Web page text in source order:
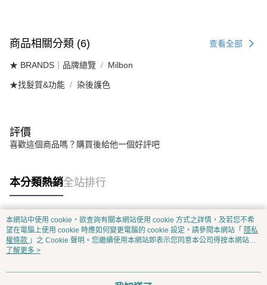
商品相關分類 (6) 查看全部
★ BRANDS｜品牌總覽 Milbon
★找髮質&功能 染後護色
評價
喜歡這個商品嗎？購買後給他一個好評吧
本分類熱銷全站排行
熱門標籤
本網站中使用 cookie，欲查詢有關本網站使用 cookie 方式之詳情，及若您不希
望在電腦上使用 cookie 時應如何變更電腦的 cookie 設定，請參閱本網站「 隱私
權條款 」之 Cookie 聲明。您繼續使用本網站即表示您同意本公司得按本網站使
用條款之 Cookie 聲明使用 cookie。
了解更多 >